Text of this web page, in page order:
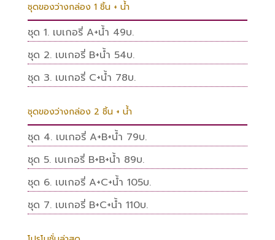
ชุดของว่างกล่อง 1 ชิ้น + น้ำ
ชุด 1. เบเกอรี่ A+น้ำ 49บ.
ชุด 2. เบเกอรี่ B+น้ำ 54บ.
ชุด 3. เบเกอรี่ C+น้ำ 78บ.
ชุดของว่างกล่อง 2 ชิ้น + น้ำ
ชุด 4. เบเกอรี่ A+B+น้ำ 79บ.
ชุด 5. เบเกอรี่ B+B+น้ำ 89บ.
ชุด 6. เบเกอรี่ A+C+น้ำ 105บ.
ชุด 7. เบเกอรี่ B+C+น้ำ 110บ.